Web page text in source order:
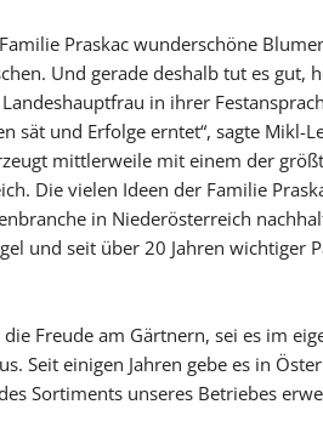
Praskac wunderschöne
Und gerade deshalb tut es gut,
in ihrer
sät und Erfolge erntet“, sagte Mikl-
mittlerweile mit einem der
Die vielen Ideen der Familie
in Niederösterreich
und seit über 20 Jahren wichtiger
Freude am Gärtnern, sei es im
Seit einigen Jahren gebe es in
Sortiments unseres Betriebes